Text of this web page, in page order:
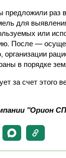
раз
для
или
После —
в порядке
за счет этого
"Орион